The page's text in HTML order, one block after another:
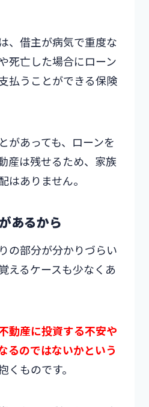
、借主が病気で重度な
死亡した場合にローン
払うことができる保険
があっても、ローンを
産は残せるため、家族
はありません。
あるから
の部分が分かりづらい
えるケースも少なくあ
動産に投資する不安や
るのではないかという
くものです。